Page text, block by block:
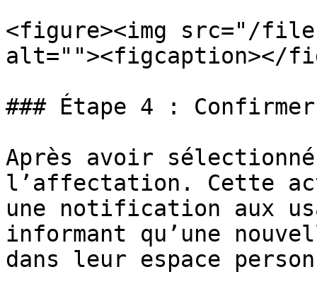
<figure><img src="/files/
alt=""><figcaption></
### Étape 4 :
Après avoir
l’affectation. Cette
une notification aux
informant qu’une
dans leur espace